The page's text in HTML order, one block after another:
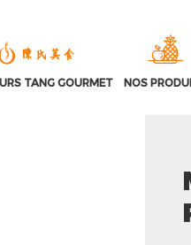
TANG GOURMET NOS